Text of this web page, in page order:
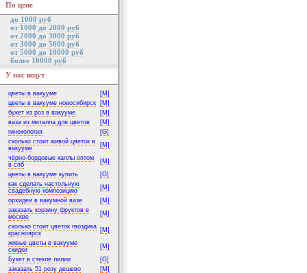
По цене
до 1000 руб
от 1000 до 2000 руб
от 2000 до 3000 руб
от 3000 до 5000 руб
от 5000 до 10000 руб
более 10000 руб
У нас ищут
цветы в вакууме
[M]
цветы в вакууме новосибирск
[M]
букет из роз в вакууме
[M]
ваза из металла для цветов
[M]
гинекология
[G]
сколько стоит живой цветок в
вакууме
[M]
чёрно-бордовые каллы оптом
в спб
[M]
цветы в вакууме купить
[G]
как сделать настольную
свадебную композицию
[M]
орхидеи в вакумной вазе
[M]
заказать корзину фруктов в
москве
[M]
сколько стоит цветок гвоздика
красноярск
[M]
живые цветы в вакууме
скидки
[M]
Букет в стекле лилии
[G]
заказать 51 розу дешево
[M]